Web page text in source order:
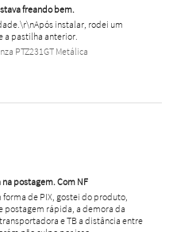
freando bem.
instalar, rodei um
a pastilha anterior.
PTZ231GT Metálica
postagem. Com NF
de PIX, gostei do produto,
postagem rápida, a demora da
e TB a distância entre